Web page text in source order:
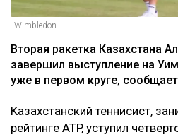
Wimbledon
Вторая ракетка Казахстана
завершил выступление на
уже в первом круге,
Казахстанский теннисист,
рейтинге ATP, уступил